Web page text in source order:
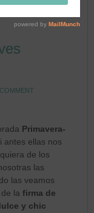
Primavera-
antes ellas nos
de los
nosotras las
las veamos
de lafirma de
y chic